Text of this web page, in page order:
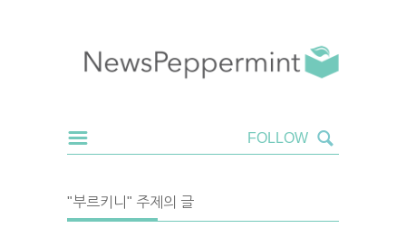
"부르키니" 주제의 글